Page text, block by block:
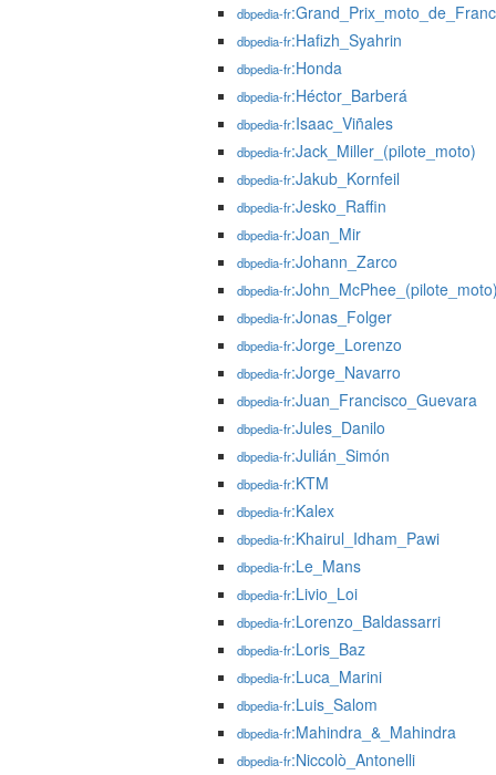
dbpedia-fr
dbpedia-fr:Hafizh_Syahrin
dbpedia-fr:Honda
dbpedia-fr:Héctor_Barberá
dbpedia-fr:Isaac_Viñales
dbpedia-fr:Jack_Miller_(pilote_moto)
dbpedia-fr:Jakub_Kornfeil
dbpedia-fr:Jesko_Raffin
dbpedia-fr:Joan_Mir
dbpedia-fr:Johann_Zarco
dbpedia-fr
dbpedia-fr:Jonas_Folger
dbpedia-fr:Jorge_Lorenzo
dbpedia-fr:Jorge_Navarro
dbpedia-fr:Juan_Francisco_Guevara
dbpedia-fr:Jules_Danilo
dbpedia-fr:Julián_Simón
dbpedia-fr:KTM
dbpedia-fr:Kalex
dbpedia-fr:Khairul_Idham_Pawi
dbpedia-fr:Le_Mans
dbpedia-fr:Livio_Loi
dbpedia-fr:Lorenzo_Baldassarri
dbpedia-fr:Loris_Baz
dbpedia-fr:Luca_Marini
dbpedia-fr:Luis_Salom
dbpedia-fr:Mahindra_&_Mahindra
dbpedia-fr:Niccolò_Antonelli